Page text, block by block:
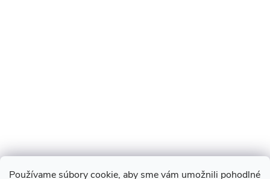
Používame súbory cookie, aby sme vám umožnili pohodlné